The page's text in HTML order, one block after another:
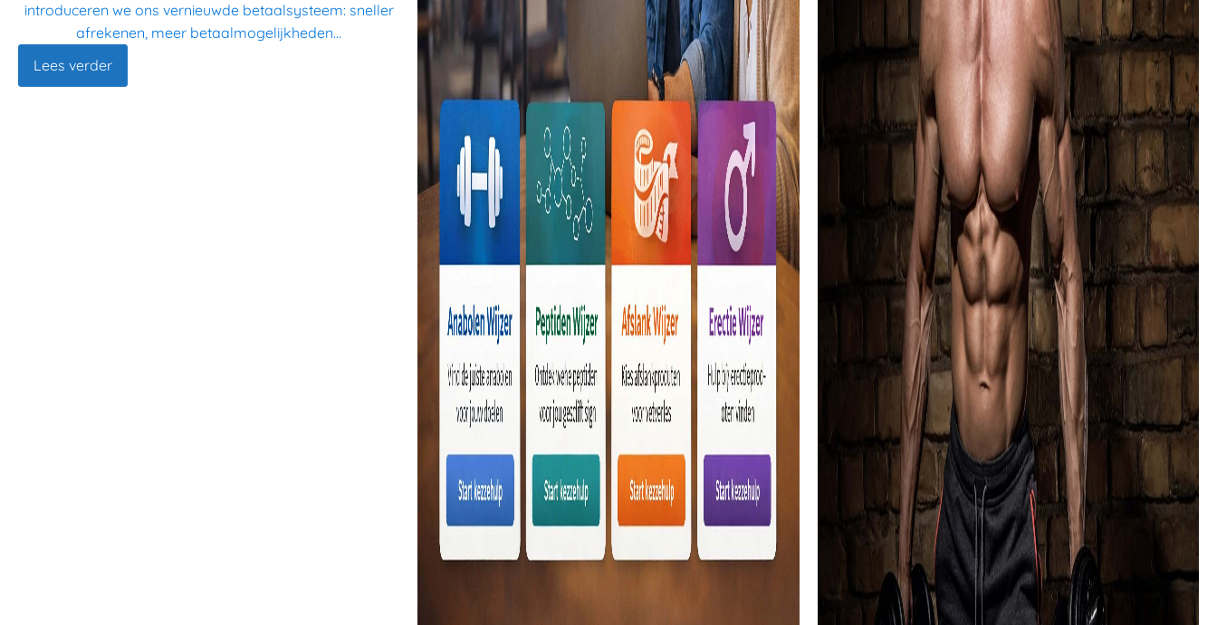
introduceren we ons vernieuwde betaalsysteem: sneller
afrekenen, meer betaalmogelijkheden...
Lees verder